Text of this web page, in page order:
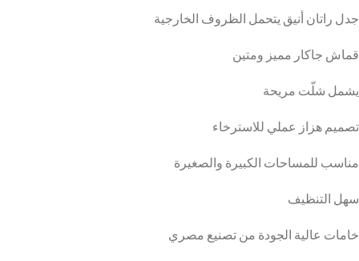
جدل راتان أنيق يتحمل الظروف الخارجية
قماش جاكار مميز ومتين
يشمل شلّت مريحة
تصميم هزاز عملي للاسترخاء
مناسب للمساحات الكبيرة والصغيرة
سهل التنظيف
خامات عالية الجودة من تصنيع مصري